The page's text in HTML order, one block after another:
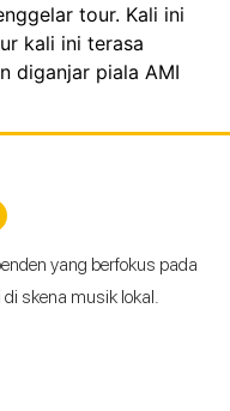
tour. Kali ini
kali ini terasa
diganjar piala AMI
yang berfokus pada
skena musik lokal.